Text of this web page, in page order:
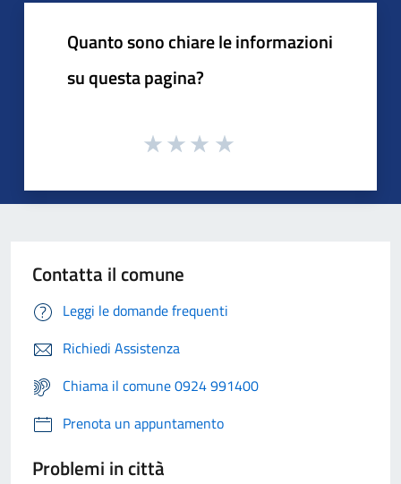
Quanto sono chiare le informazioni
su questa pagina?
Contatta il comune
Leggi le domande frequenti
Richiedi Assistenza
Chiama il comune 0924 991400
Prenota un appuntamento
Problemi in città